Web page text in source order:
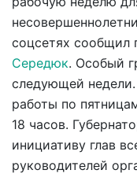
соцсетях сообщил
Середюк. Особый
следующей
работы по
18 часов.
инициативу глав
руководителей